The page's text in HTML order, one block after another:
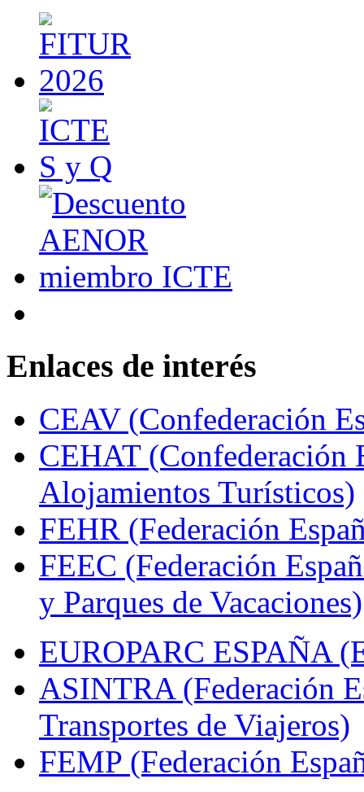
Enlaces de interés
CEAV (Confederación
CEHAT (Confederación
Alojamientos Turísticos)
FEHR (Federación
FEEC (Federación
y Parques de Vacaciones)
EUROPARC ESPAÑA
ASINTRA (Federación
Transportes de Viajeros)
FEMP (Federación